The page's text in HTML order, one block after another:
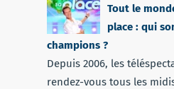
Tout le
place : qui
champions ?
Depuis 2006, les
rendez-vous tous les